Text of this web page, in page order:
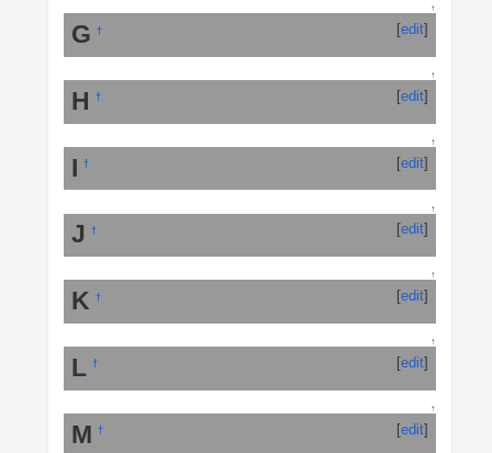
↑
G † [edit]
↑
H † [edit]
↑
I † [edit]
↑
J † [edit]
↑
K † [edit]
↑
L † [edit]
↑
M † [edit]